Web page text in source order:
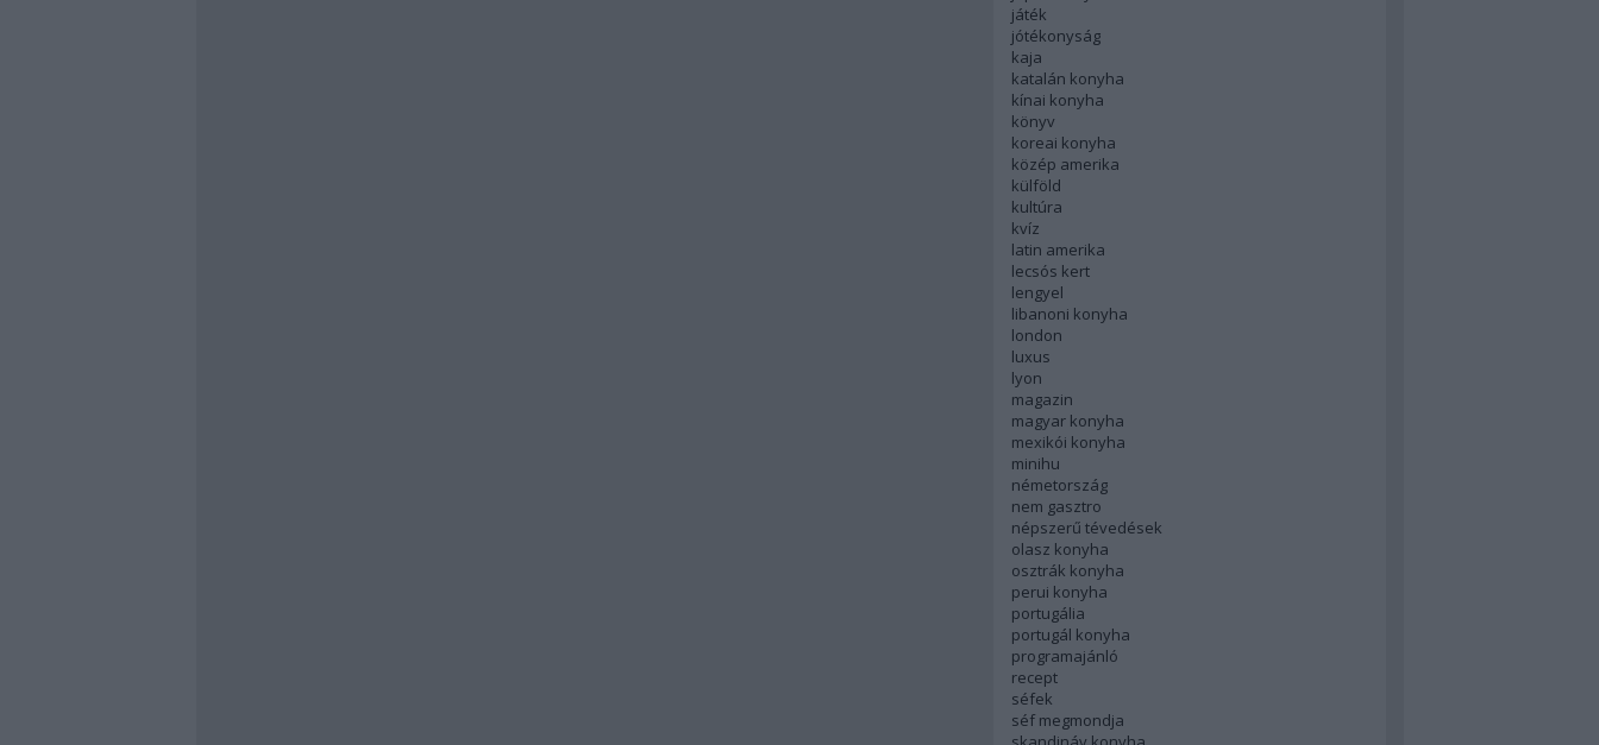
játék
jótékonyság
kaja
katalán konyha
kínai konyha
könyv
koreai konyha
közép amerika
külföld
kultúra
kvíz
latin amerika
lecsós kert
lengyel
libanoni konyha
london
luxus
lyon
magazin
magyar konyha
mexikói konyha
minihu
németország
nem gasztro
népszerű tévedések
olasz konyha
osztrák konyha
perui konyha
portugália
portugál konyha
programajánló
recept
séfek
séf megmondja